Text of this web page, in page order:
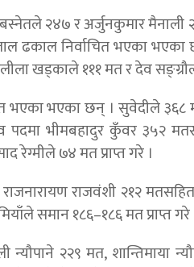
२४७ र अर्जुनकुमार मैनाली
ढकाल निर्वाचित भएका भएका
लीला खड्काले १११ मत र देव
भएका भएका छन् । सुवेदीले ३६८ मत
भीमबहादुर कुँवर ३५२
रेग्मीले ७४ मत प्राप्त गरे ।
राजवंशी २१२
समान १८६–१८६ मत प्राप्त गरे
२२९ मत, शान्तिमाया